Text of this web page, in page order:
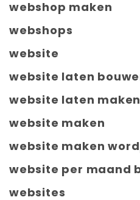
webshop maken
webshops
website
website laten
website laten maken
website maken
website maken
website per maand
websites